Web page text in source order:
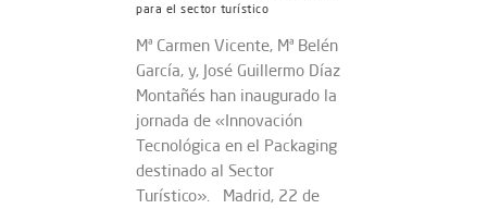
para el sector turístico
Mª Carmen Vicente, Mª Belén
García, y, José Guillermo Díaz
Montañés han inaugurado la
jornada de «Innovación
Tecnológica en el Packaging
destinado al Sector
Turístico». Madrid, 22 de